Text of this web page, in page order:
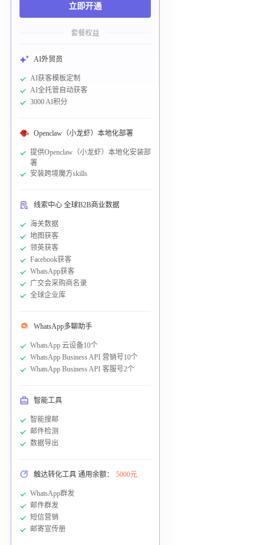
立即开通
套餐权益
AI外贸员
AI获客模板定制
AI全托管自动获客
3000 AI积分
Openclaw（小龙虾）本地化部署
提供Openclaw（小龙虾）本地化安装部
署
安装跨境魔方skills
线索中心 全球B2B商业数据
海关数据
地图获客
领英获客
Facebook获客
WhatsApp获客
广交会采购商名录
全球企业库
WhatsApp多聊助手
WhatsApp 云设备10个
WhatsApp Business API 营销号10个
WhatsApp Business API 客服号2个
智能工具
智能搜邮
邮件检测
数据导出
触达转化工具 通用余额： 5000元
WhatsApp群发
邮件群发
短信营销
邮寄宣传册